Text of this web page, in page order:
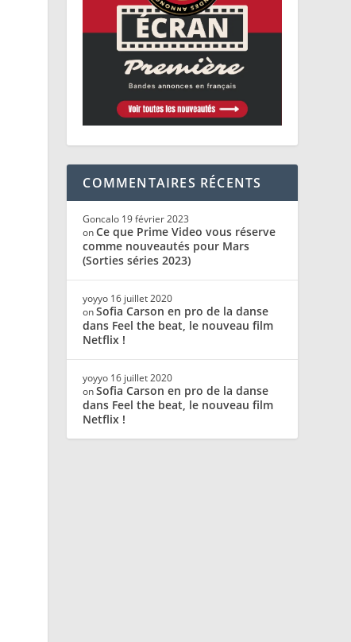
COMMENTAIRES RÉCENTS
Goncalo 19 février 2023
onCe que Prime Video vous réserve
comme nouveautés pour Mars
(Sorties séries 2023)
yoyyo 16 juillet 2020
onSofia Carson en pro de la danse
dans Feel the beat, le nouveau film
Netflix !
yoyyo 16 juillet 2020
onSofia Carson en pro de la danse
dans Feel the beat, le nouveau film
Netflix !